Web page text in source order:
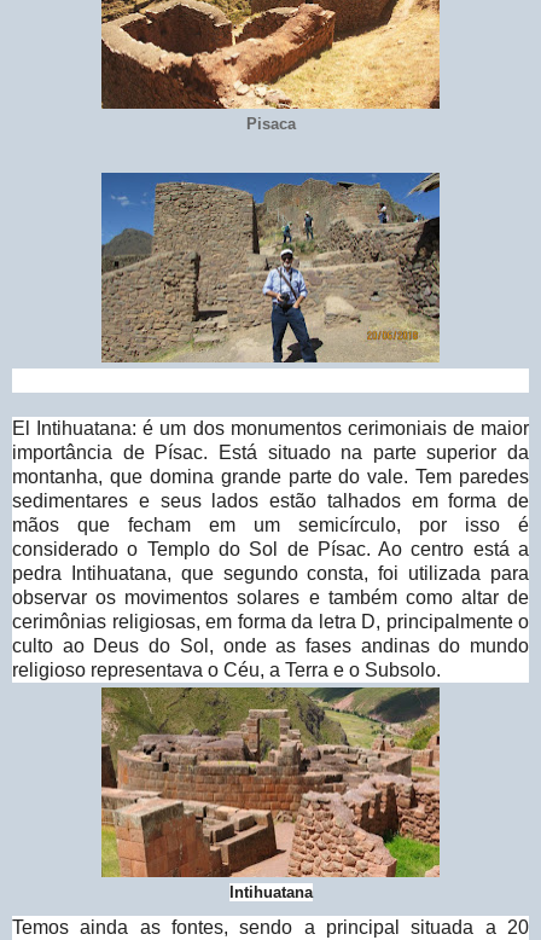
Pisaca
El Intihuatana: é um dos monumentos cerimoniais de maior
importância de Písac. Está situado na parte superior da
montanha, que domina grande parte do vale. Tem paredes
sedimentares e seus lados estão talhados em forma de
mãos que fecham em um semicírculo, por isso é
considerado o Templo do Sol de Písac. Ao centro está a
pedra Intihuatana, que segundo consta, foi utilizada para
observar os movimentos solares e também como altar de
cerimônias religiosas, em forma da letra D, principalmente o
culto ao Deus do Sol, onde as fases andinas do mundo
religioso representava o Céu, a Terra e o Subsolo.
Intihuatana
Temos ainda as fontes, sendo a principal situada a 20